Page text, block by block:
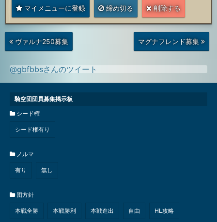
マイメニューに登録 締め切る 削除する
次
の
投
ヴァルナ250募集
前
の
投
マグナフレンド募集
@gbfbbsさんのツイート
騎空団団員募集掲示板
シード権
シード権有り
ノルマ
有り 無し
団方針
本戦全勝 本戦勝利 本戦進出 自由 HL攻略